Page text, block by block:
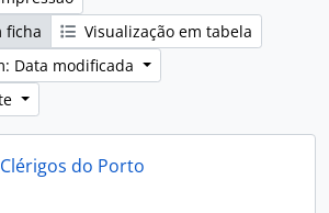
ficha
Visualização em tabela
Data modificada
do Porto